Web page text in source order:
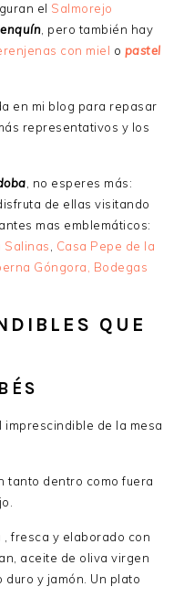
el Salmorejo
, pero también hay
con miel o pastel
en mi blog para repasar
representativos y los
, no esperes más:
de ellas visitando
mas emblemáticos:
Salinas
Casa Pepe de la
Góngora,
Bodegas
QUE
de la mesa
tanto dentro como fuera
, fresca y elaborado con
aceite de oliva virgen
y jamón. Un plato